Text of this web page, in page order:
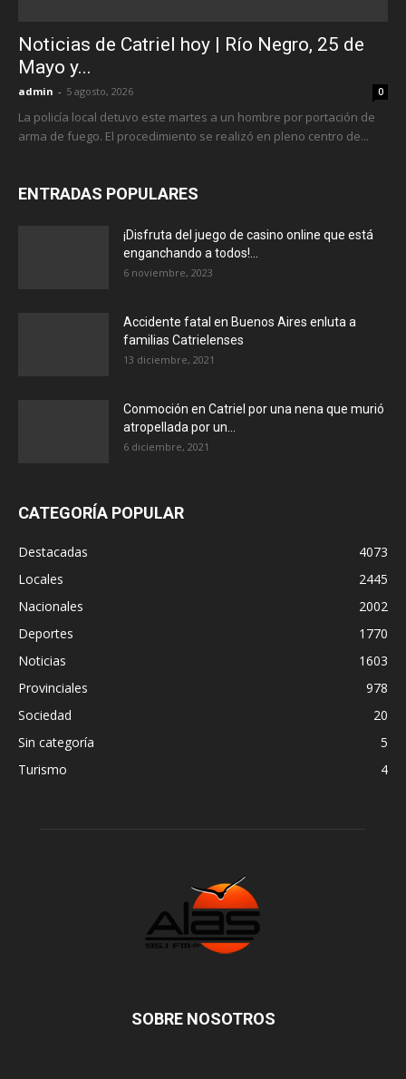
Noticias de Catriel hoy | Río Negro, 25 de
Mayo y...
admin - 5 agosto, 2026 0
La policía local detuvo este martes a un hombre por portación de
arma de fuego. El procedimiento se realizó en pleno centro de...
ENTRADAS POPULARES
¡Disfruta del juego de casino online que está
enganchando a todos!...
6 noviembre, 2023
Accidente fatal en Buenos Aires enluta a
familias Catrielenses
13 diciembre, 2021
Conmoción en Catriel por una nena que murió
atropellada por un...
6 diciembre, 2021
CATEGORÍA POPULAR
Destacadas
4073
Locales
2445
Nacionales
2002
Deportes
1770
Noticias
1603
Provinciales
978
Sociedad
20
Sin categoría
5
Turismo
4
SOBRE NOSOTROS